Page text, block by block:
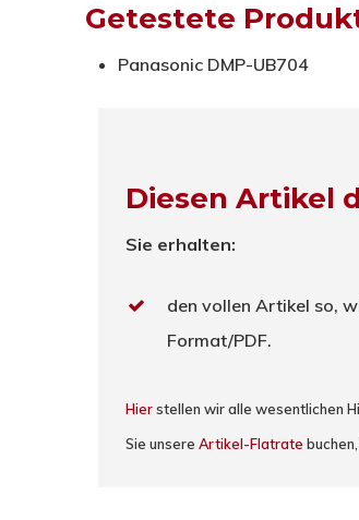
Getestete
Panasonic DMP-UB704
Diesen Artikel
Sie erhalten:
den vollen Artikel so,
Format/PDF.
Hierstellen wir alle wesentlichen
Sie unsere Artikel-Flatrate